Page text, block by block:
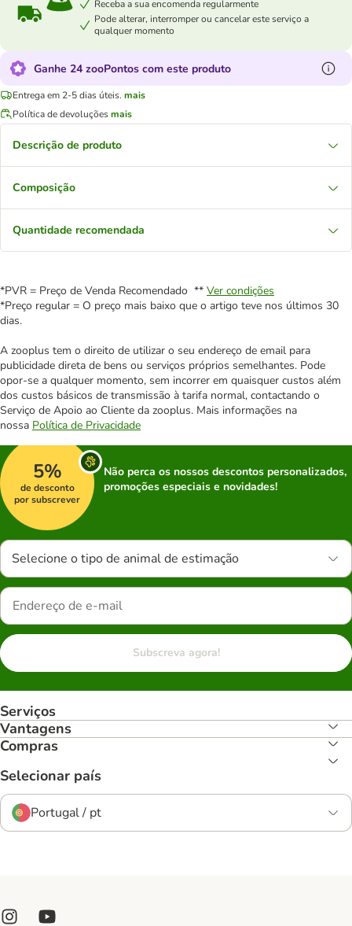
Receba a sua encomenda regularmente
Pode alterar, interromper ou cancelar este serviço a
qualquer momento
Ganhe 24 zooPontos com este produto
Entrega em 2-5 dias úteis. mais
Política de devoluçõesmais
Descrição de produto
Composição
Quantidade recomendada
*PVR = Preço de Venda Recomendado ** Ver condições
*Preço regular = O preço mais baixo que o artigo teve nos últimos 30
dias.
A zooplus tem o direito de utilizar o seu endereço de email para
publicidade direta de bens ou serviços próprios semelhantes. Pode
opor-se a qualquer momento, sem incorrer em quaisquer custos além
dos custos básicos de transmissão à tarifa normal, contactando o
Serviço de Apoio ao Cliente da zooplus. Mais informações na
nossa Política de Privacidade
5%
de desconto
por subscrever
Não perca os nossos descontos personalizados,
promoções especiais e novidades!
Selecione o tipo de animal de estimação
Subscreva agora!
Serviços
Vantagens
Compras
Selecionar país
Portugal / pt